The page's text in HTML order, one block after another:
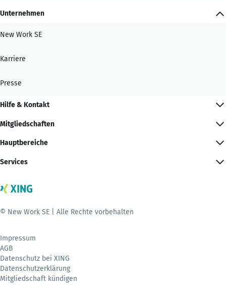
Unternehmen
New Work SE
Karriere
Presse
Hilfe & Kontakt
Mitgliedschaften
Hauptbereiche
Services
© New Work SE | Alle Rechte vorbehalten
Impressum
AGB
Datenschutz bei XING
Datenschutzerklärung
Mitgliedschaft kündigen